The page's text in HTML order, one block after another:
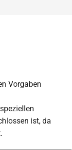
Vorgaben
ist, da